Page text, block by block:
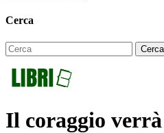
Cerca
Il coraggio